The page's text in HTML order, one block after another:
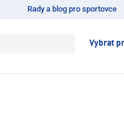
Rady a blog pro sportovce
Vybrat